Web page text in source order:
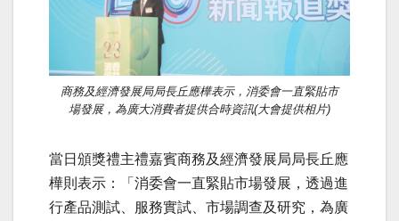
商務及經濟發展局局長丘應樺表示，消委會一直緊貼市
場發展，為廣大消費者提供合時資訊(大會提供相片)
當日頒獎禮主禮嘉賓商務及經濟發展局局長丘應
樺則表示：「消委會一直緊貼市場發展，透過進
行產品測試、服務實試、市場調查及研究，為廣